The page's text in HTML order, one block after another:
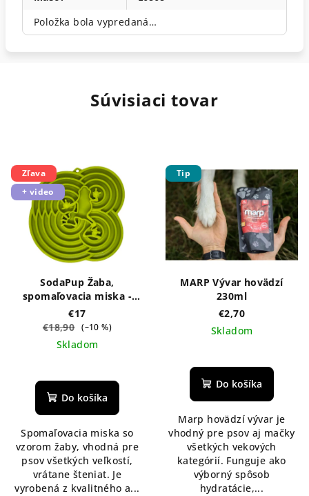
Položka bola vypredaná…
Súvisiaci tovar
Zľava
+ video
SodaPup Žaba,
spomaľovacia miska -
zelená
€17
€18,90 (–10 %)
Skladom
Do košíka
Spomaľovacia miska so
vzorom žaby, vhodná pre
psov všetkých veľkostí,
vrátane šteniat. Je
vyrobená z kvalitného a...
Tip
MARP Vývar hovädzí
230ml
€2,70
Skladom
Do košíka
Marp hovädzí vývar je
vhodný pre psov aj mačky
všetkých vekových
kategórií. Funguje ako
výborný spôsob
hydratácie,...